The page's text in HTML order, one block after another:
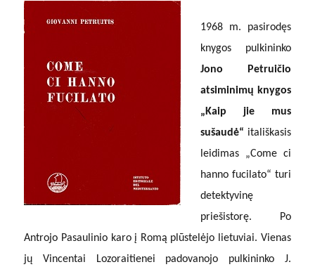
1968 m. pasirodęs
knygos pulkininko
Jono Petruičio
atsiminimų knygos
„Kaip jie mus
sušaudė“ itališkasis
leidimas „Come ci
hanno fucilato“ turi
detektyvinę
priešistorę. Po
Antrojo Pasaulinio karo į Romą plūstelėjo lietuviai. Vienas
jų Vincentai Lozoraitienei padovanojo pulkininko J.